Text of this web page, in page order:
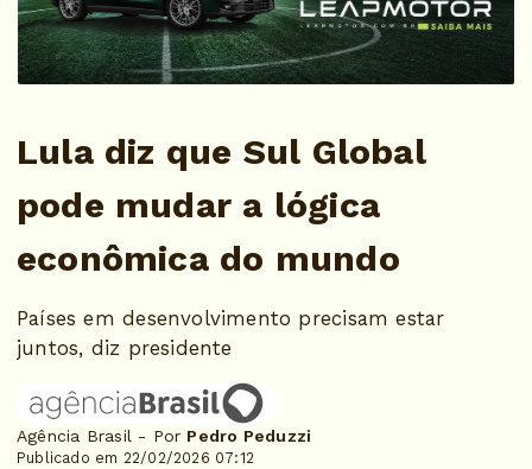
Lula diz que Sul Global
pode mudar a lógica
econômica do mundo
Países em desenvolvimento precisam estar
juntos, diz presidente
Agência Brasil - Por Pedro Peduzzi
Publicado em 22/02/2026 07:12